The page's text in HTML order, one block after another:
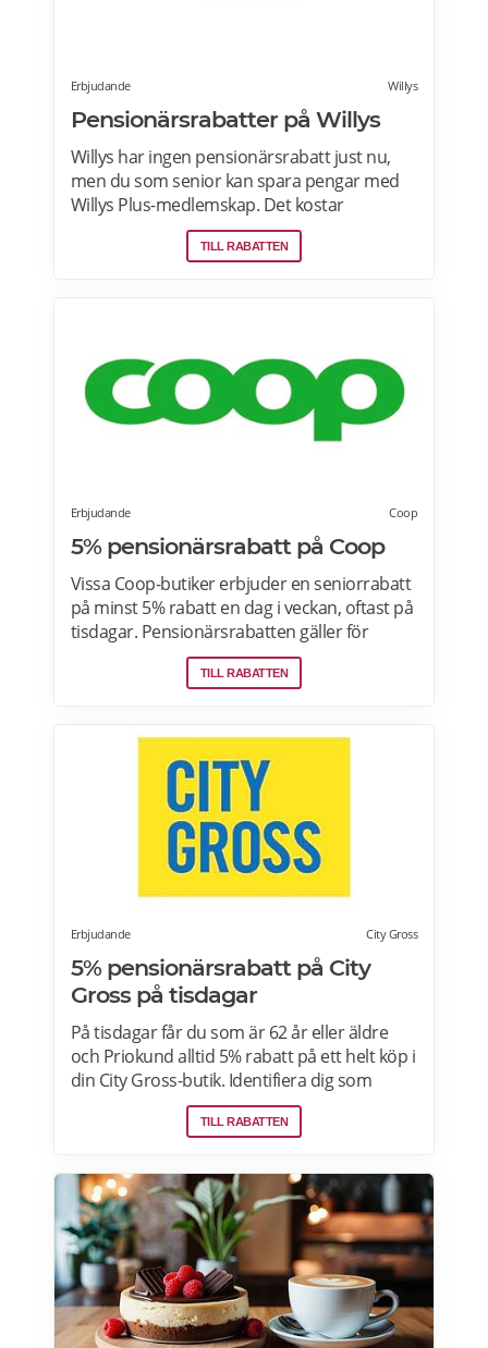
Erbjudande Willys
Pensionärsrabatter på Willys
Willys har ingen pensionärsrabatt just nu,
men du som senior kan spara pengar med
Willys Plus-medlemskap. Det kostar
ingenting att bli Willys Plus-kund. Med Willys
Plus får du fler och bättre erbjudanden med
TILL RABATTEN
Erbjudande Coop
5% pensionärsrabatt på Coop
Vissa Coop-butiker erbjuder en seniorrabatt
på minst 5% rabatt en dag i veckan, oftast på
tisdagar. Pensionärsrabatten gäller för
medlemmar som är 65 år eller äldre enbart
vid köp i fysiska Coop-butiker. Rabatt ges på
endast ordinarie priser och kan inte
kombineras med andra rabatter. Läs mer
om pensionärsrabatter på Coop här.
TILL RABATTEN
Erbjudande City Gross
5% pensionärsrabatt på City
Gross på tisdagar
På tisdagar får du som är 62 år eller äldre
och Priokund alltid 5% rabatt på ett helt köp i
din City Gross-butik. Identifiera dig som
Priokund och säg bara till i kassan i butiken
så löser vi in rabatten. Gäller ej citygross.se,
nikotinprodukter, läkemedel,
välgörenhetsprodukter,
modersmjölksersättning, presentkort och
pant. Läs mer om pensionärsrabatter på City
Gross här.
TILL RABATTEN